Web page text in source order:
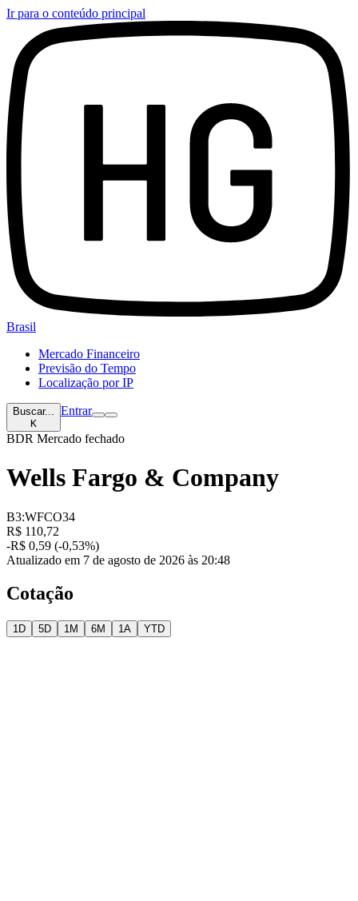
Ir para o conteúdo principal
Brasil
Mercado Financeiro
Previsão do Tempo
Localização por IP
Buscar...
K
Entrar
BDR Mercado fechado
Wells Fargo & Company
B3:WFCO34
R$ 110,72
-R$ 0,59 (-0,53%)
Atualizado em 7 de agosto de 2026 às 20:48
Cotação
1D 5D 1M 6M 1A YTD